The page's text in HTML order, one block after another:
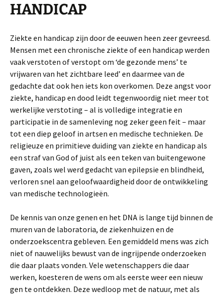
HANDICAP
Ziekte en handicap zijn door de eeuwen heen zeer gevreesd.
Mensen met een chronische ziekte of een handicap werden
vaak verstoten of verstopt om ‘de gezonde mens’ te
vrijwaren van het zichtbare leed’ en daarmee van de
gedachte dat ook hen iets kon overkomen. Deze angst voor
ziekte, handicap en dood leidt tegenwoordig niet meer tot
werkelijke verstoting – al is volledige integratie en
participatie in de samenleving nog zeker geen feit – maar
tot een diep geloof in artsen en medische technieken. De
religieuze en primitieve duiding van ziekte en handicap als
een straf van God of juist als een teken van buitengewone
gaven, zoals wel werd gedacht van epilepsie en blindheid,
verloren snel aan geloofwaardigheid door de ontwikkeling
van medische technologieën.
De kennis van onze genen en het DNA is lange tijd binnen de
muren van de laboratoria, de ziekenhuizen en de
onderzoekscentra gebleven. Een gemiddeld mens was zich
niet of nauwelijks bewust van de ingrijpende onderzoeken
die daar plaats­ vonden. Vele wetenschappers die daar
werken, koesteren de wens om als eerste weer een nieuw
gen te ontdekken. Deze wedloop met de natuur, met als